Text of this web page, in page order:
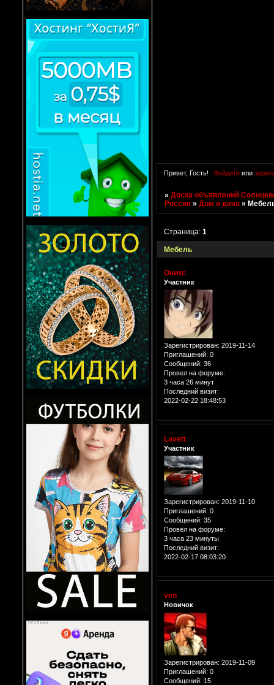
Привет, Гость! Войдитеили
»Доска объявлений
Россия »Дом и дача »
Мебель
Страница:1
Оникс
Участник
Зарегистрирован: 2019-11-14
Приглашений: 0
Сообщений: 36
Провел на форуме:
3 часа 26 минут
Последний визит:
2022-02-22 18:48:53
Lavett
Участник
Зарегистрирован: 2019-11-10
Приглашений: 0
Сообщений: 35
Провел на форуме:
3 часа 23 минуты
Последний визит:
2022-02-17 08:03:20
ven
Новичок
Зарегистрирован: 2019-11-09
Приглашений: 0
Сообщений: 15